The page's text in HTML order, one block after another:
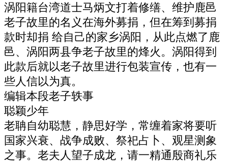
涡阳籍台湾道士马炳文打着修缮、维护鹿邑
老子故里的名义在海外募捐，但在筹到募捐
款时却捐 给自己的家乡涡阳，从此点燃了鹿
邑、涡阳两县争老子故里的烽火。涡阳得到
此款后就以老子故里进行包装宣传，也有一
些人信以为真。
编辑本段老子轶事
聪颖少年
老聃自幼聪慧，静思好学，常缠着家将要听
国家兴衰、战争成败、祭祀占卜、观星测象
之事。老夫人望子成龙，请一精通殷商礼乐